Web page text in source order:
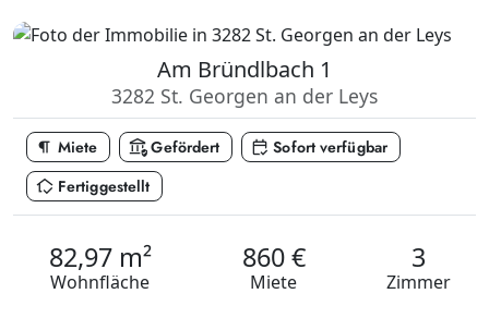
Am Bründlbach 1
3282 St. Georgen an der Leys
format_paragraph Miete assured_workloadGefördert calendar_check Sofort verfügbar
in_home_mode Fertiggestellt
82,97 m²
Wohnfläche
860 €
Miete
3
Zimmer